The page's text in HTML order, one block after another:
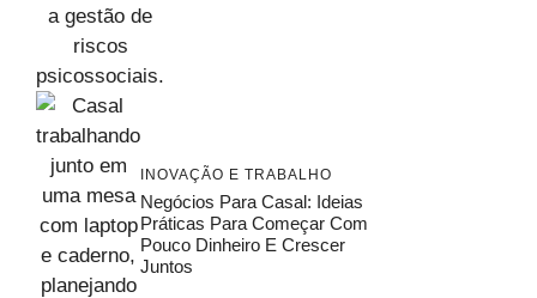
INOVAÇÃO E TRABALHO
Negócios Para Casal: Ideias
Práticas Para Começar Com
Pouco Dinheiro E Crescer
Juntos